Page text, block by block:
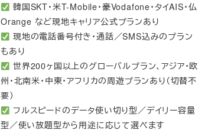
韓国SKT・米T-Mobile・豪Vodafone・タイAIS・仏
Orange など現地キャリア公式プランあり
現地の電話番号付き・通話／SMS込みのプラン
もあり
世界200ヶ国以上のグローバルプラン、アジア・欧
州・北南米・中東・アフリカの周遊プランあり（切替不
要）
フルスピードのデータ使い切り型／デイリー容量
型／使い放題型から用途に応じて選べます